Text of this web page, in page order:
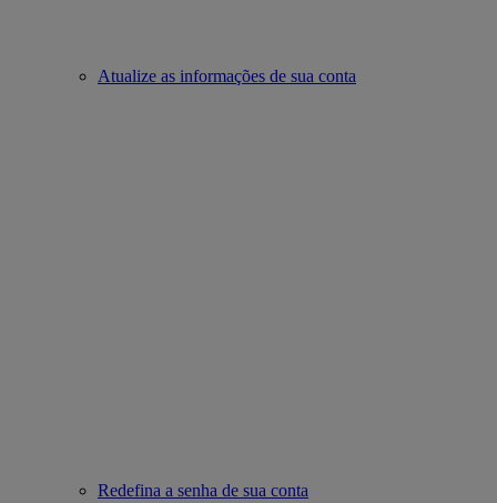
Atualize as informações de sua conta
Redefina a senha de sua conta